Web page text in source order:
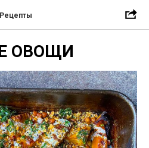
Рецепты
ОВОЩИ